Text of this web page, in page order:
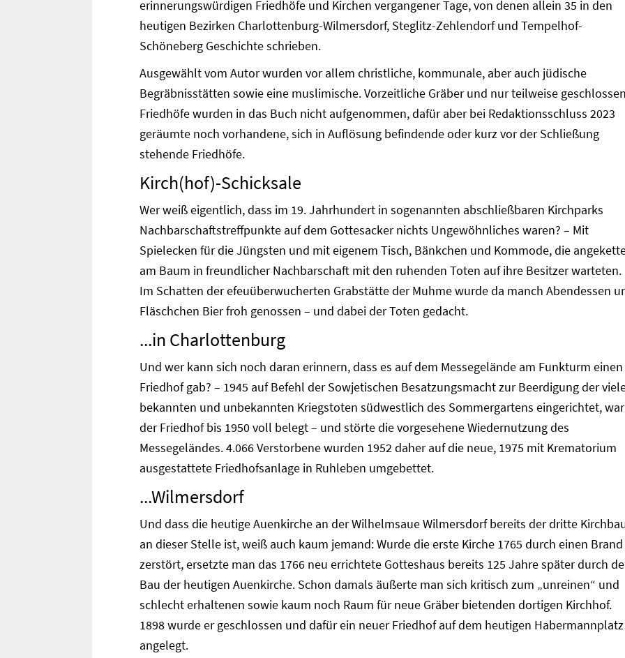
erinnerungswürdigen Friedhöfe und Kirchen vergangener Tage, von denen allein 35 in den
heutigen Bezirken Charlottenburg-Wilmersdorf, Steglitz-Zehlendorf und Tempelhof-
Schöneberg Geschichte schrieben.
Ausgewählt vom Autor wurden vor allem christliche, kommunale, aber auch jüdische
Begräbnisstätten sowie eine muslimische. Vorzeitliche Gräber und nur teilweise
Friedhöfe wurden in das Buch nicht aufgenommen, dafür aber bei Redaktionsschluss 2023
geräumte noch vorhandene, sich in Auflösung befindende oder kurz vor der Schließung
stehende Friedhöfe.
Kirch(hof)-Schicksale
Wer weiß eigentlich, dass im 19. Jahrhundert in sogenannten abschließbaren Kirchparks
Nachbarschaftstreffpunkte auf dem Gottesacker nichts Ungewöhnliches waren? – Mit
Spielecken für die Jüngsten und mit eigenem Tisch, Bänkchen und Kommode, die
am Baum in freundlicher Nachbarschaft mit den ruhenden Toten auf ihre Besitzer warteten.
Im Schatten der efeuüberwucherten Grabstätte der Muhme wurde da manch Abendessen
Fläschchen Bier froh genossen – und dabei der Toten gedacht.
...in Charlottenburg
Und wer kann sich noch daran erinnern, dass es auf dem Messegelände am Funkturm einen
Friedhof gab? – 1945 auf Befehl der Sowjetischen Besatzungsmacht zur Beerdigung der
bekannten und unbekannten Kriegstoten südwestlich des Sommergartens eingerichtet, war
der Friedhof bis 1950 voll belegt – und störte die vorgesehene Wiedernutzung des
Messegeländes. 4.066 Verstorbene wurden 1952 daher auf die neue, 1975 mit Krematorium
ausgestattete Friedhofsanlage in Ruhleben umgebettet.
...Wilmersdorf
Und dass die heutige Auenkirche an der Wilhelmsaue Wilmersdorf bereits der dritte
an dieser Stelle ist, weiß auch kaum jemand: Wurde die erste Kirche 1765 durch einen Brand
zerstört, ersetzte man das 1766 neu errichtete Gotteshaus bereits 125 Jahre später durch
Bau der heutigen Auenkirche. Schon damals äußerte man sich kritisch zum „unreinen“ und
schlecht erhaltenen sowie kaum noch Raum für neue Gräber bietenden dortigen Kirchhof.
1898 wurde er geschlossen und dafür ein neuer Friedhof auf dem heutigen Habermannplatz
angelegt.